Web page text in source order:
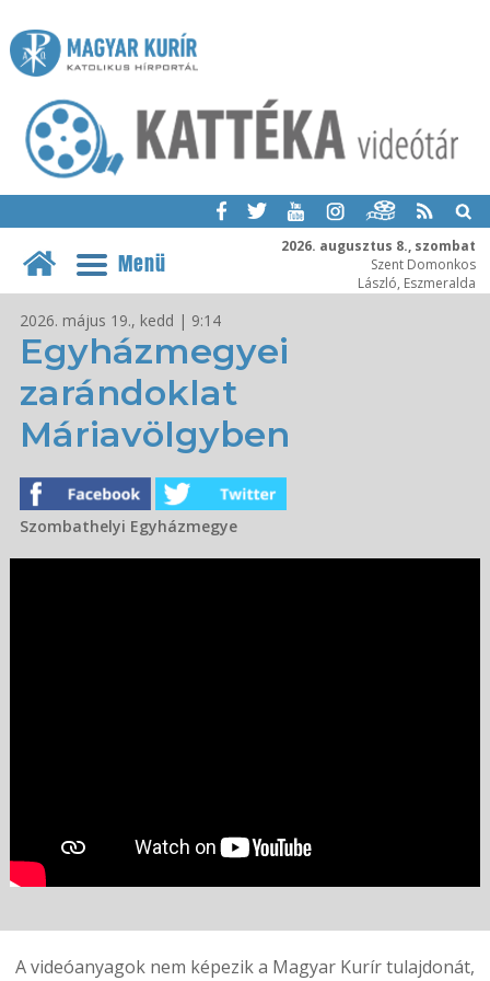
2026. augusztus 8., szombat
Szent Domonkos
László, Eszmeralda
Menü
2026. május 19., kedd | 9:14
Egyházmegyei
zarándoklat
Máriavölgyben
Szombathelyi Egyházmegye
A videóanyagok nem képezik a Magyar Kurír tulajdonát,